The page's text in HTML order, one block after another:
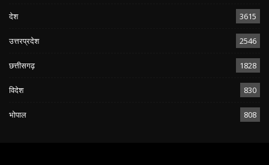
देश 3615
उत्तरप्रदेश 2546
छत्तीसगढ़ 1828
विदेश 830
भोपाल 808